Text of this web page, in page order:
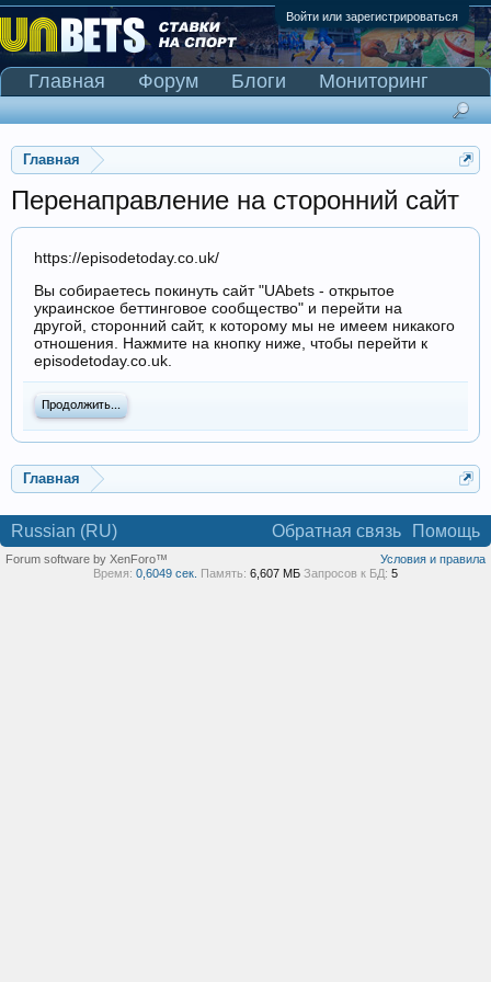
Войти или зарегистрироваться
Главная
Перенаправление на сторонний сайт
https://episodetoday.co.uk/
Вы собираетесь покинуть сайт "UAbets - открытое
украинское беттинговое сообщество" и перейти на
другой, сторонний сайт, к которому мы не имеем никакого
отношения. Нажмите на кнопку ниже, чтобы перейти к
episodetoday.co.uk.
Продолжить...
Главная
Главная Форум Блоги
Мониторинг
Сканер Pinnacle
Russian (RU) Обратная связь Помощь
Условия и правила
Forum software by XenForo™
Время: 0,6049 сек. Память: 6,607 МБ Запросов к БД: 5